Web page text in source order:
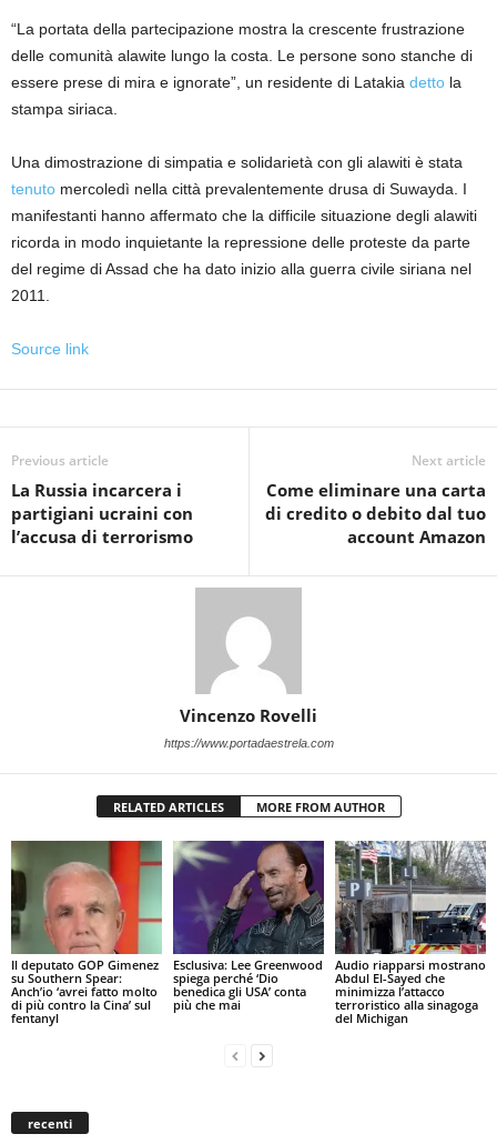
“La portata della partecipazione mostra la crescente frustrazione
delle comunità alawite lungo la costa. Le persone sono stanche di
essere prese di mira e ignorate”, un residente di Latakia detto la
stampa siriaca.
Una dimostrazione di simpatia e solidarietà con gli alawiti è stata
tenuto mercoledì nella città prevalentemente drusa di Suwayda. I
manifestanti hanno affermato che la difficile situazione degli alawiti
ricorda in modo inquietante la repressione delle proteste da parte
del regime di Assad che ha dato inizio alla guerra civile siriana nel
2011.
Source link
Previous article
La Russia incarcera i
partigiani ucraini con
l’accusa di terrorismo
Next article
Come eliminare una carta
di credito o debito dal tuo
account Amazon
Vincenzo Rovelli
https://www.portadaestrela.com
RELATED ARTICLES MORE FROM AUTHOR
Il deputato GOP Gimenez
su Southern Spear:
Anch’io ‘avrei fatto molto
di più contro la Cina’ sul
fentanyl
Esclusiva: Lee Greenwood
spiega perché ‘Dio
benedica gli USA’ conta
più che mai
Audio riapparsi mostrano
Abdul El-Sayed che
minimizza l’attacco
terroristico alla sinagoga
del Michigan
recenti